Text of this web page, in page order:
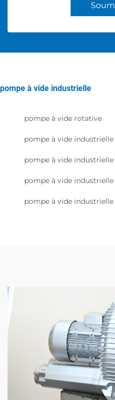
pompe à vide industrielle
pompe à vide rotative
pompe à vide industrielle
pompe à vide
pompe à vide
pompe à vide